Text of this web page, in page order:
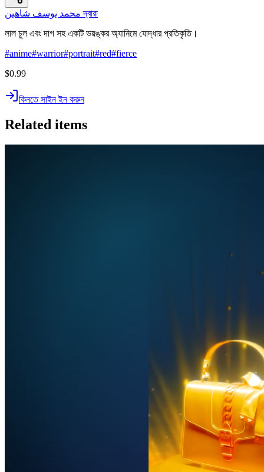
محمد يوسف شاهين দ্বারা
লাল চুল এবং দাগ সহ একটি ভয়ঙ্কর অ্যানিমে যোদ্ধার প্রতিকৃতি।
#anime#warrior#portrait#red#fierce
$0.99
কিনতে সাইন ইন করুন
Related items